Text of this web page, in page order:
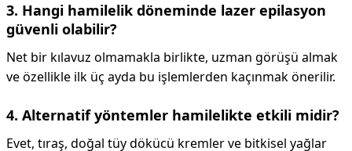
3. Hangi hamilelik döneminde lazer epilasyon
güvenli olabilir?
Net bir kılavuz olmamakla birlikte, uzman görüşü almak
ve özellikle ilk üç ayda bu işlemlerden kaçınmak önerilir.
4. Alternatif yöntemler hamilelikte etkili midir?
Evet, tıraş, doğal tüy dökücü kremler ve bitkisel yağlar